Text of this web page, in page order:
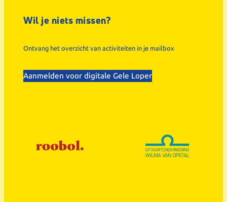
Wil je niets missen?
Ontvang het overzicht van activiteiten in je mailbox
Aanmelden voor digitale Gele Loper